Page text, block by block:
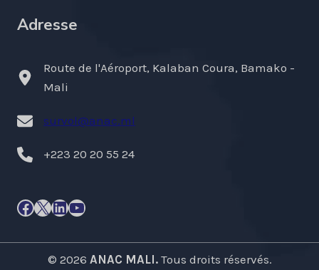
Adresse
Route de l'Aéroport, Kalaban Coura, Bamako -
Mali
survol@anac.ml
+223 20 20 55 24
Facebook
X LinkedIn
YouTube
© 2026 ANAC MALI. Tous droits réservés.